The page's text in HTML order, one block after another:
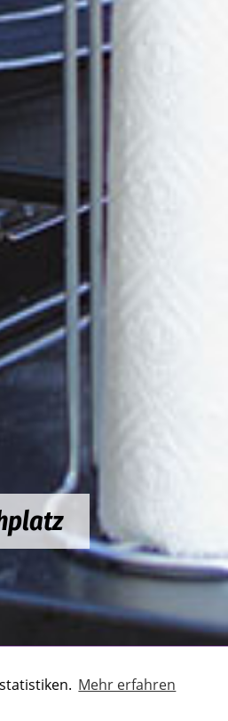
Mehr erfahren